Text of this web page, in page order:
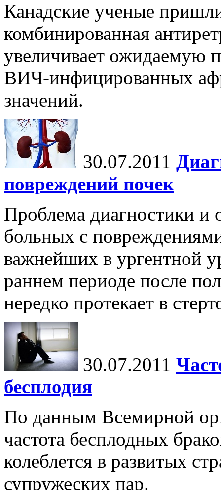
Канадские ученые
комбинированная
увеличивает ожидаемую
ВИЧ-инфицированных
значений.
30.07.2011
повреждений почек
Проблема диагностики и
больных с
важнейших в ургентной
раннем периоде после
нередко протекает в
30.07.2011
бесплодия
По данным Всемирной
частота бесплодных
колеблется в развитых
супружеских пар.